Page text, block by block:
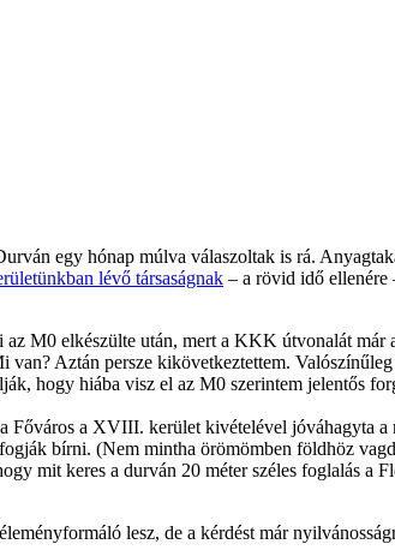
egy hónap múlva válaszoltak is rá.
lévő társaságnak – a rövid idő ellenére
M0 elkészülte után, mert a KKK útvonalát már
Aztán persze kikövetkeztettem.
hogy hiába visz el az M0 szerintem jelentős
Főváros a XVIII. kerület kivételével jóváhagyta
bírni. (Nem mintha örömömben földhöz
mit keres a durván 20 méter széles foglalás a
lesz, de a kérdést már